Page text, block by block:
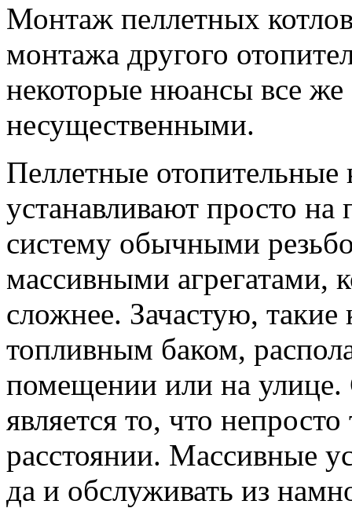
Монтаж пеллетных
монтажа другого
некоторые нюансы все же
несущественными.
Пеллетные отопительные
устанавливают просто на
систему обычными
массивными агрегатами,
сложнее. Зачастую,
топливным баком,
помещении или на улице.
является то, что
расстоянии. Массивные
да и обслуживать из